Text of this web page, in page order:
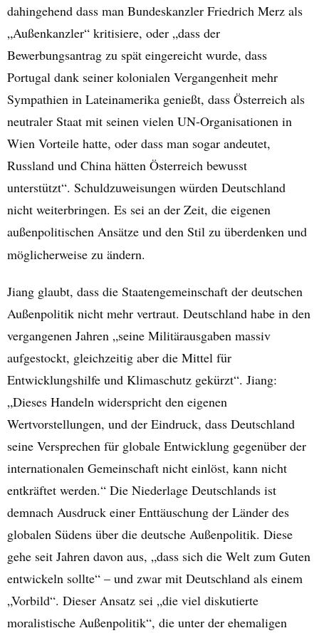
dahingehend dass man Bundeskanzler Friedrich Merz als
„Außenkanzler“ kritisiere, oder „dass der
Bewerbungsantrag zu spät eingereicht wurde, dass
Portugal dank seiner kolonialen Vergangenheit mehr
Sympathien in Lateinamerika genießt, dass Österreich als
neutraler Staat mit seinen vielen UN-Organisationen in
Wien Vorteile hatte, oder dass man sogar andeutet,
Russland und China hätten Österreich bewusst
unterstützt“. Schuldzuweisungen würden Deutschland
nicht weiterbringen. Es sei an der Zeit, die eigenen
außenpolitischen Ansätze und den Stil zu überdenken und
möglicherweise zu ändern.
Jiang glaubt, dass die Staatengemeinschaft der deutschen
Außenpolitik nicht mehr vertraut. Deutschland habe in den
vergangenen Jahren „seine Militärausgaben massiv
aufgestockt, gleichzeitig aber die Mittel für
Entwicklungshilfe und Klimaschutz gekürzt“. Jiang:
„Dieses Handeln widerspricht den eigenen
Wertvorstellungen, und der Eindruck, dass Deutschland
seine Versprechen für globale Entwicklung gegenüber der
internationalen Gemeinschaft nicht einlöst, kann nicht
entkräftet werden.“ Die Niederlage Deutschlands ist
demnach Ausdruck einer Enttäuschung der Länder des
globalen Südens über die deutsche Außenpolitik. Diese
gehe seit Jahren davon aus, „dass sich die Welt zum Guten
entwickeln sollte“ – und zwar mit Deutschland als einem
„Vorbild“. Dieser Ansatz sei „die viel diskutierte
moralistische Außenpolitik“, die unter der ehemaligen